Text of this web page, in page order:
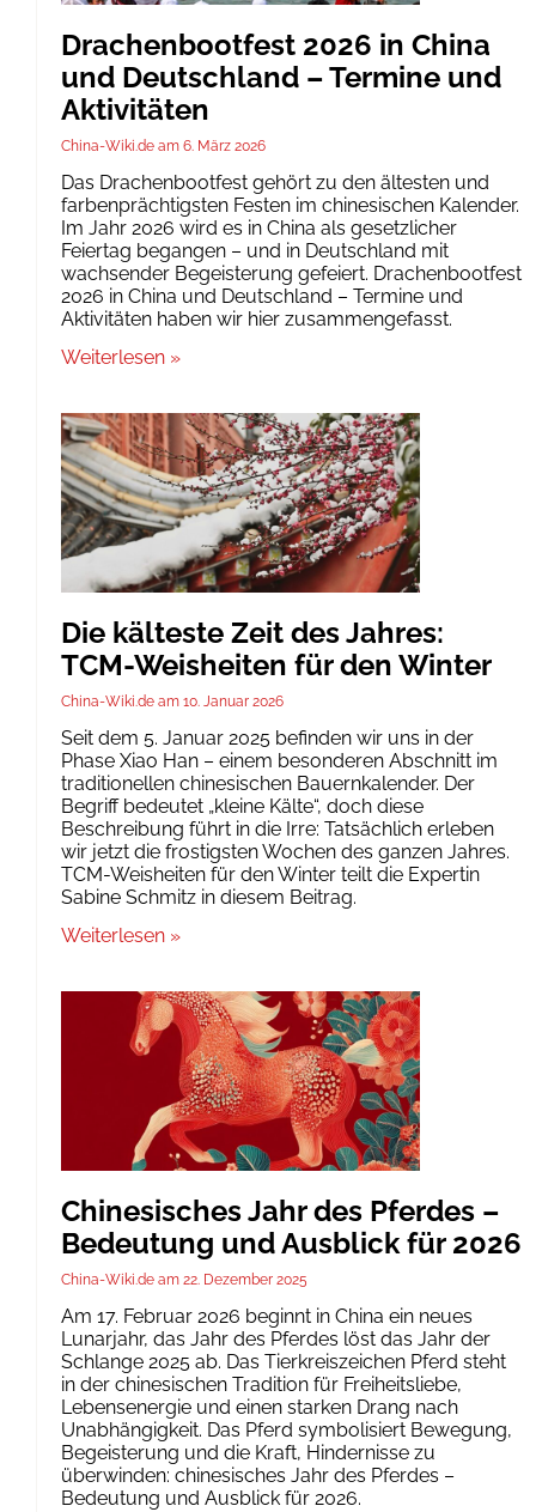
Drachenbootfest 2026 in China
und Deutschland – Termine und
Aktivitäten
China-Wiki.de 6. März 2026
Das Drachenbootfest gehört zu den ältesten und
farbenprächtigsten Festen im chinesischen Kalender.
Im Jahr 2026 wird es in China als gesetzlicher
Feiertag begangen – und in Deutschland mit
wachsender Begeisterung gefeiert. Drachenbootfest
2026 in China und Deutschland – Termine und
Aktivitäten haben wir hier zusammengefasst.
Weiterlesen »
Die kälteste Zeit des Jahres:
TCM-Weisheiten für den Winter
China-Wiki.de 10. Januar 2026
Seit dem 5. Januar 2025 befinden wir uns in der
Phase Xiao Han – einem besonderen Abschnitt im
traditionellen chinesischen Bauernkalender. Der
Begriff bedeutet „kleine Kälte“, doch diese
Beschreibung führt in die Irre: Tatsächlich erleben
wir jetzt die frostigsten Wochen des ganzen Jahres.
TCM-Weisheiten für den Winter teilt die Expertin
Sabine Schmitz in diesem Beitrag.
Weiterlesen »
Chinesisches Jahr des Pferdes –
Bedeutung und Ausblick für 2026
China-Wiki.de 22. Dezember 2025
Am 17. Februar 2026 beginnt in China ein neues
Lunarjahr, das Jahr des Pferdes löst das Jahr der
Schlange 2025 ab. Das Tierkreiszeichen Pferd steht
in der chinesischen Tradition für Freiheitsliebe,
Lebensenergie und einen starken Drang nach
Unabhängigkeit. Das Pferd symbolisiert Bewegung,
Begeisterung und die Kraft, Hindernisse zu
überwinden: chinesisches Jahr des Pferdes –
Bedeutung und Ausblick für 2026.